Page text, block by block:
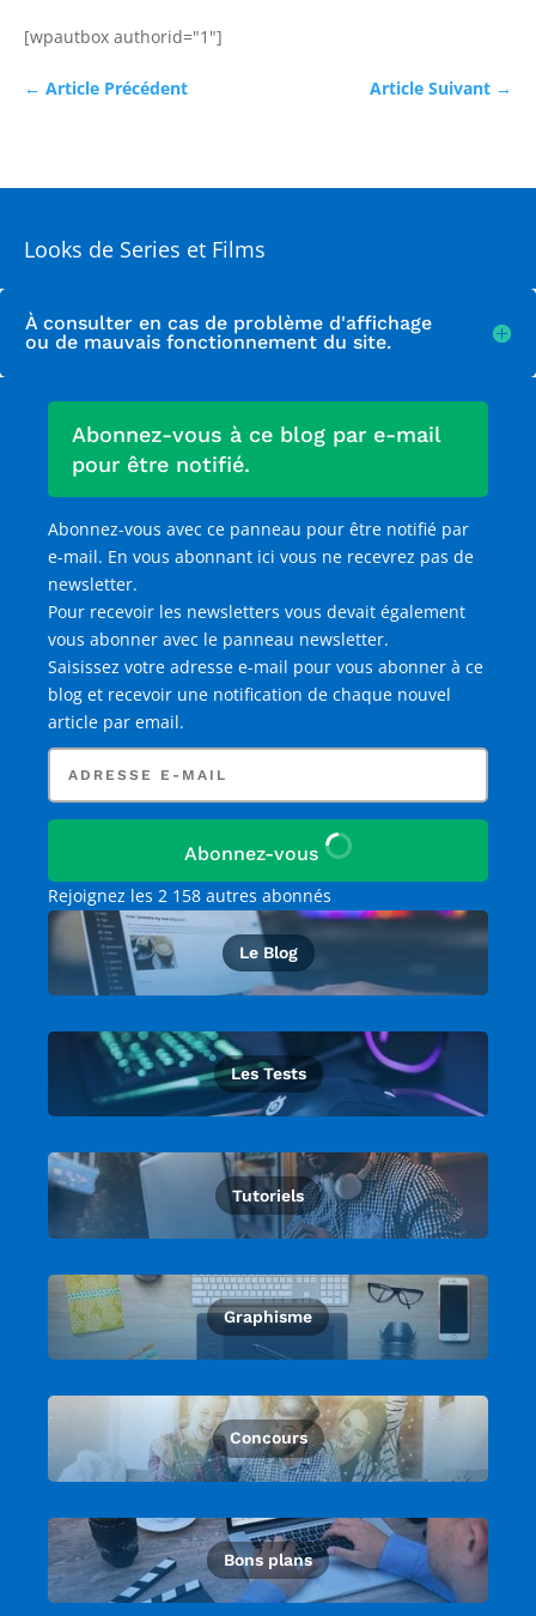
[wpautbox authorid="1"]
← Article Précédent Article Suivant →
Looks de Series et Films
À consulter en cas de problème d'affichage
ou de mauvais fonctionnement du site.
Abonnez-vous à ce blog par e-mail
pour être notifié.
Abonnez-vous avec ce panneau pour être notifié par
e-mail. En vous abonnant ici vous ne recevrez pas de
newsletter.
Pour recevoir les newsletters vous devait également
vous abonner avec le panneau newsletter.
Saisissez votre adresse e-mail pour vous abonner à ce
blog et recevoir une notification de chaque nouvel
article par email.
Adresse
mail
Abonnez-vous
Rejoignez les 2 158 autres abonnés
Le Blog
Les Tests
Tutoriels
Graphisme
Concours
Bons plans